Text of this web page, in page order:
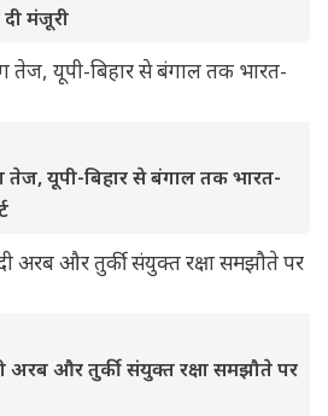
मंजूरी
तेज, यूपी-बिहार से बंगाल तक भारत-
अरब और तुर्की संयुक्त रक्षा समझौते पर